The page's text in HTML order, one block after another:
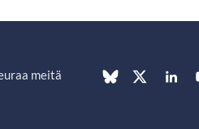
meitä